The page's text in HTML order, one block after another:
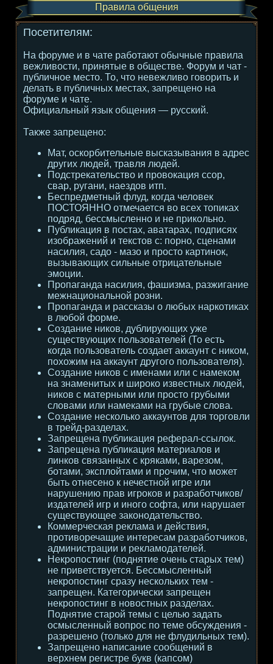
Правила общения
Посетителям:
На форуме и в чате работают обычные правила
вежливости, принятые в обществе. Форум и чат -
публичное место. То, что невежливо говорить и
делать в публичных местах, запрещено на
форуме и чате.
Официальный язык общения — русский.
Также запрещено:
Мат, оскорбительные высказывания в адрес
других людей, травля людей.
Подстрекательство и провокация ссор,
свар, ругани, наездов итп.
Беспредметный флуд, когда человек
ПОСТОЯННО отмечается во всех топиках
подряд, бессмысленно и не прикольно.
Публикация в постах, аватарах, подписях
изображений и текстов с: порно, сценами
насилия, садо - мазо и просто картинок,
вызывающих сильные отрицательные
эмоции.
Пропаганда насилия, фашизма, разжигание
межнациональной розни.
Пропаганда и рассказы о любых наркотиках
в любой форме.
Создание ников, дублирующих уже
существующих пользователей (То есть
когда пользователь создает аккаунт с ником,
похожим на аккаунт другого пользователя).
Создание ников с именами или с намеком
на знаменитых и широко известных людей,
ников с матерными или просто грубыми
словами или намеками на грубые слова.
Создание несколько аккаунтов для торговли
в трейд-разделах.
Запрещена публикация реферал-ссылок.
Запрещена публикация материалов и
линков связанных с кряками, варезом,
ботами, эксплойтами и прочим, что может
быть отнесено к нечестной игре или
нарушению прав игроков и разработчиков/
издателей игр и иного софта, или нарушает
существующее законодательство.
Коммерческая реклама и действия,
противоречащие интересам разработчиков,
администрации и рекламодателей.
Некропостинг (поднятие очень старых тем)
не приветствуется. Бессмысленный
некропостинг сразу нескольких тем -
запрещен. Категорически запрещен
некропостинг в новостных разделах.
Поднятие старой темы с целью задать
осмысленный вопрос по теме обсуждения -
разрешено (только для не флудильных тем).
Запрещено написание сообщений в
верхнем регистре букв (капсом)